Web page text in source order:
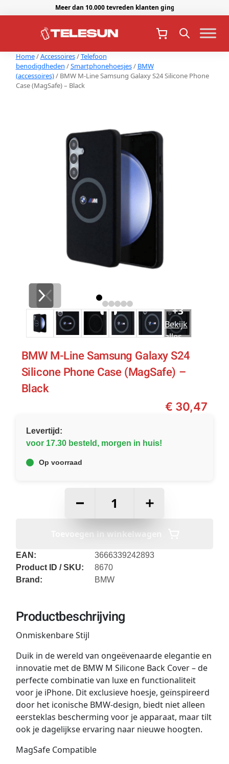
Meer dan 10.000 tevreden klanten gingen je voor.
Home/Accessoires/Telefoon
benodigdheden /Smartphonehoesjes/ BMW
(accessoires)/ BMW M-Line Samsung Galaxy S24 Silicone Phone
Case (MagSafe) – Black
+3
Bekijk
alles
BMW M-Line Samsung Galaxy S24
Silicone Phone Case (MagSafe) –
Black
€ 30,47
Levertijd:
voor 17.30 besteld, morgen in huis!
Op voorraad
+
Toevoegen in winkelwagen
EAN:
3666339242893
Product ID / SKU:
8670
Brand:
BMW
Productbeschrijving
Onmiskenbare Stijl
Duik in de wereld van ongeëvenaarde elegantie en
innovatie met de BMW M Silicone Back Cover – de
perfecte combinatie van luxe en functionaliteit
voor je iPhone. Dit exclusieve hoesje, geïnspireerd
door het iconische BMW-design, biedt niet alleen
eersteklas bescherming voor je apparaat, maar tilt
ook je dagelijkse ervaring naar nieuwe hoogten.
MagSafe Compatible